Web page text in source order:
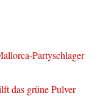
Partyschlager
das grüne Pulver